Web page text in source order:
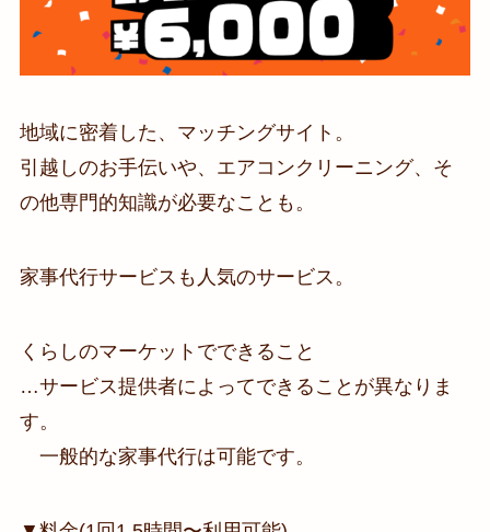
地域に密着した、マッチングサイト。
引越しのお手伝いや、エアコンクリーニング、そ
の他専門的知識が必要なことも。
家事代行サービスも人気のサービス。
くらしのマーケットでできること
…サービス提供者によってできることが異なりま
す。
一般的な家事代行は可能です。